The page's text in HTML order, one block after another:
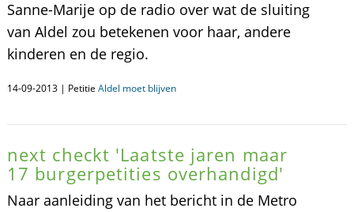
Sanne-Marije op de radio over wat de sluiting
van Aldel zou betekenen voor haar, andere
kinderen en de regio.
14-09-2013 | Petitie Aldel moet blijven
next checkt 'Laatste jaren maar
17 burgerpetities overhandigd'
Naar aanleiding van het bericht in de Metro